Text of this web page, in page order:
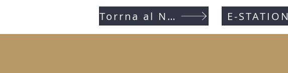
Torrna al NEGOZIO E-STATION